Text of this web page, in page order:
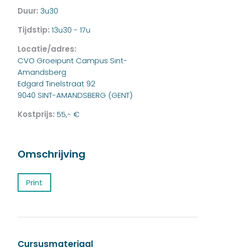
Duur: 3u30
Tijdstip: 13u30 - 17u
Locatie/adres:
CVO Groeipunt Campus Sint-
Amandsberg
Edgard Tinelstraat 92
9040 SINT-AMANDSBERG (GENT)
Kostprijs: 55,- €
Omschrijving
Print
Cursusmateriaal